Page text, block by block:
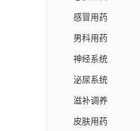
感冒用药
男科用药
神经系统
泌尿系统
滋补调养
皮肤用药